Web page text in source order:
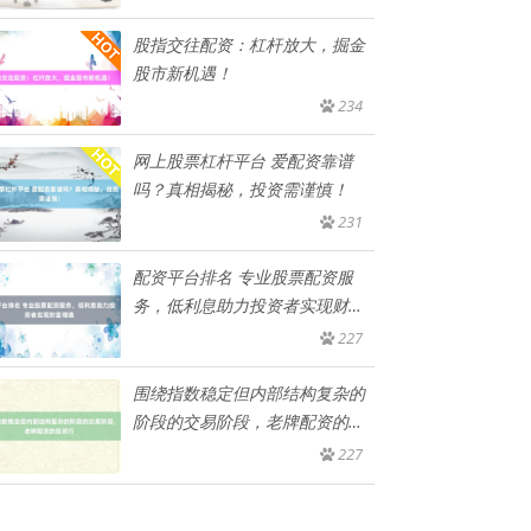
股指交往配资：杠杆放大，掘金
股市新机遇！
234
网上股票杠杆平台 爱配资靠谱
吗？真相揭秘，投资需谨慎！
231
配资平台排名 专业股票配资服
务，低利息助力投资者实现财富
227
围绕指数稳定但内部结构复杂的
阶段的交易阶段，老牌配资的投
227